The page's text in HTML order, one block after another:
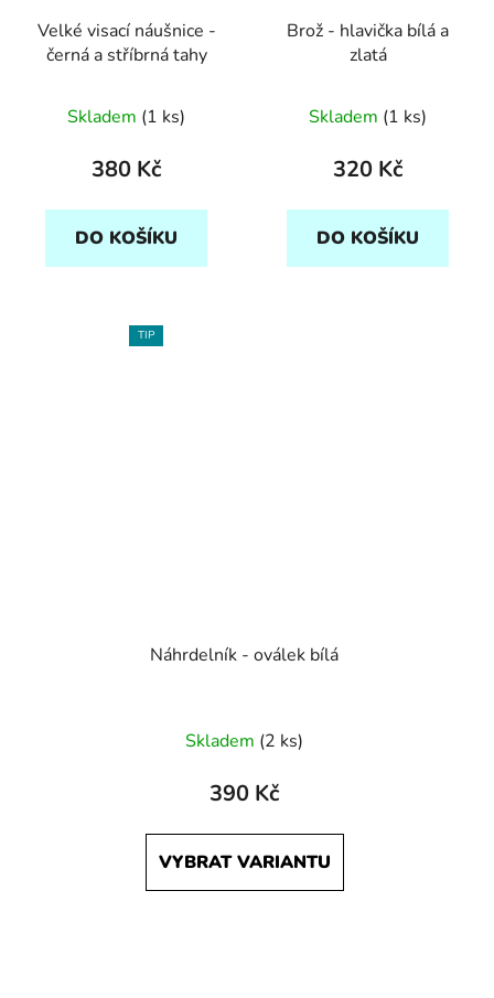
Velké visací náušnice -
černá a stříbrná tahy
Skladem (1 ks)
380 Kč
DO KOŠÍKU
Brož - hlavička bílá a
zlatá
Skladem (1 ks)
320 Kč
DO KOŠÍKU
TIP
Náhrdelník - oválek bílá
Skladem (2 ks)
390 Kč
VYBRAT VARIANTU